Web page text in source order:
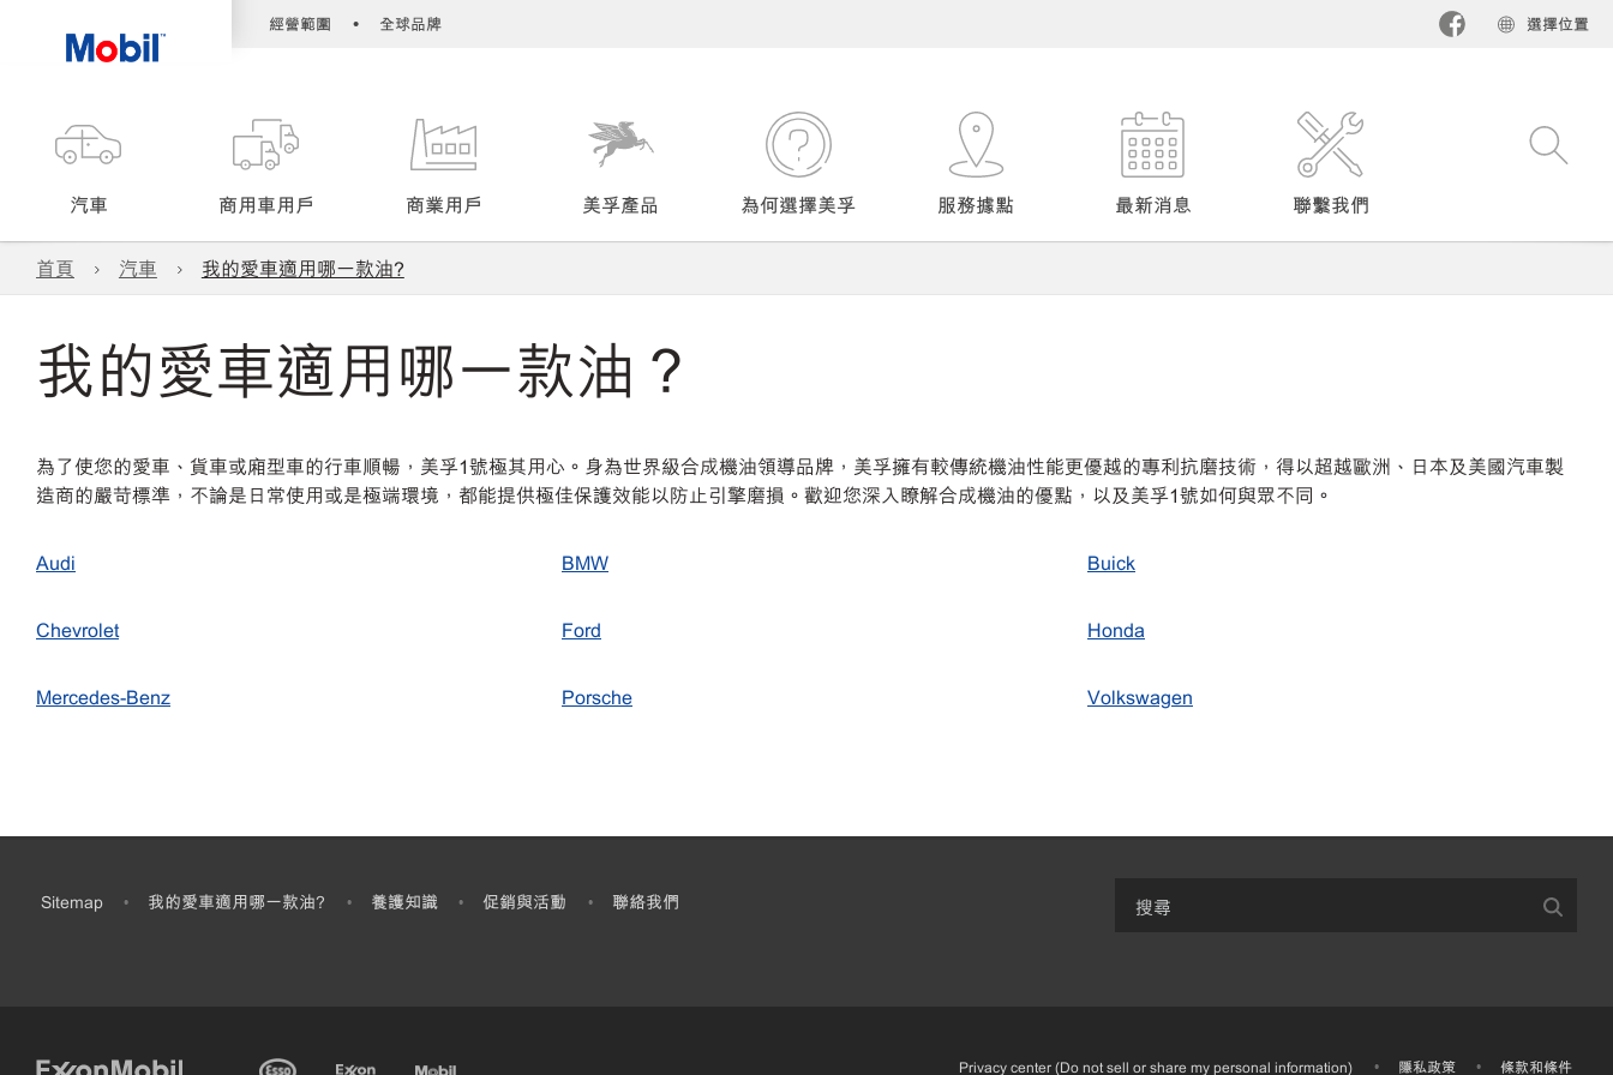
經營範圍 • 全球品牌 選擇位置​
汽車 商用車用戶 商業用戶 美孚產品 為何選擇美孚 服務據點 最新消息 聯繫我們
首頁 汽車 我的愛車適用哪一款油?
我的愛車適用哪一款油？
為了使您的愛車、貨車或廂型車的行車順暢，美孚1號極其用心。身為世界級合成機油領導品牌，美孚擁有較傳統機油性能更優越的專利抗磨技術，得以超越歐洲、日本及美國汽車製
造商的嚴苛標準，不論是日常使用或是極端環境，都能提供極佳保護效能以防止引擎磨損。歡迎您深入瞭解合成機油的優點，以及美孚1號如何與眾不同。
Audi BMW Buick
Chevrolet Ford Honda
Mercedes-Benz Porsche Volkswagen
Sitemap • 我的愛車適用哪一款油? • 養護知識 • 促銷與活動​ • 聯絡我們
Privacy center (Do not sell or share my personal information) • 隱私政策​ • 條款和條件​